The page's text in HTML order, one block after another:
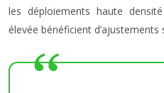
les déploiements haute
élevée bénéficient d’ajustements